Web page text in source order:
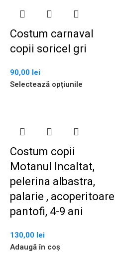
Costum carnaval
copii soricel gri
90,00 lei
Selectează opțiunile
Costum copii
Motanul Incaltat,
pelerina albastra,
palarie , acoperitoare
pantofi, 4-9 ani
130,00 lei
Adaugă în coș